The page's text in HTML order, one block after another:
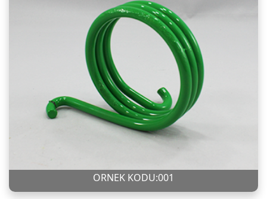
ÖRNEK KODU:001